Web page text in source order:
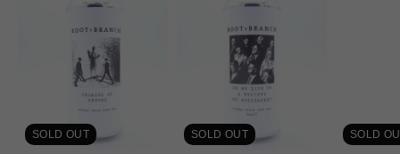
SOLD OUT SOLD OUT SOLD